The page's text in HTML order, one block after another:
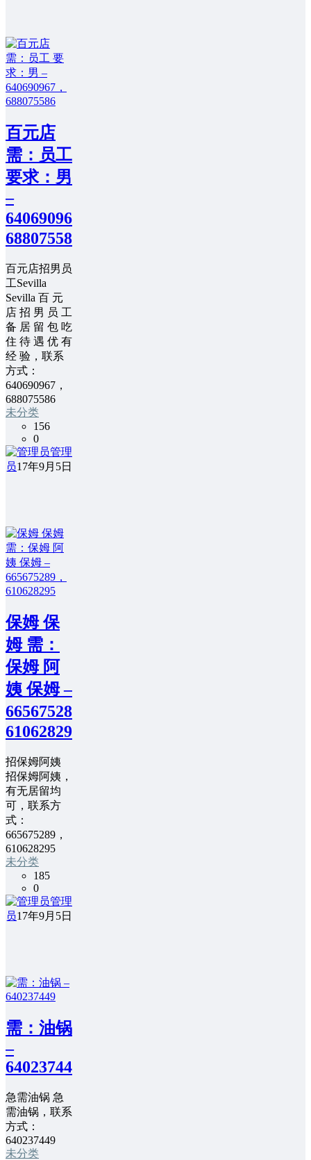
百元店
需：员工
要求：男
–
640690967，
688075586
百元店招男员
工Sevilla
Sevilla 百 元
店 招 男 员 工
备 居 留 包 吃
住 待 遇 优 有
经 验，联系
方式：
640690967，
688075586
未分类
156
0
管理
员17年9月5日
保姆 保
姆 需：
保姆 阿
姨 保姆 –
665675289，
610628295
招保姆阿姨
招保姆阿姨，
有无居留均
可，联系方
式：
665675289，
610628295
未分类
185
0
管理
员17年9月5日
需：油锅
–
640237449
急需油锅 急
需油锅，联系
方式：
640237449
未分类